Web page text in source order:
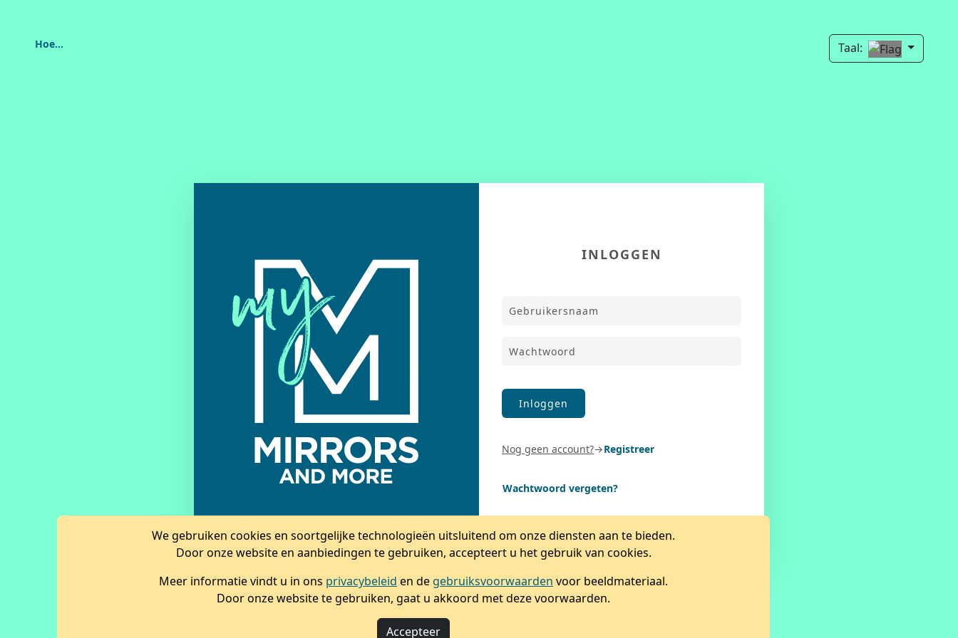
Hoe... Taal:
INLOGGEN
Nog geen account?→Registreer
Wachtwoord vergeten?
We gebruiken cookies en soortgelijke technologieën uitsluitend om onze diensten aan te bieden.
Door onze website en aanbiedingen te gebruiken, accepteert u het gebruik van cookies.
Meer informatie vindt u in ons privacybeleid en degebruiksvoorwaarden voor beeldmateriaal.
Door onze website te gebruiken, gaat u akkoord met deze voorwaarden.
Accepteer